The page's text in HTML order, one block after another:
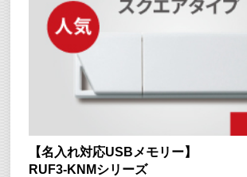
【名入れ対応USBメモリー】
RUF3-KNMシリーズ